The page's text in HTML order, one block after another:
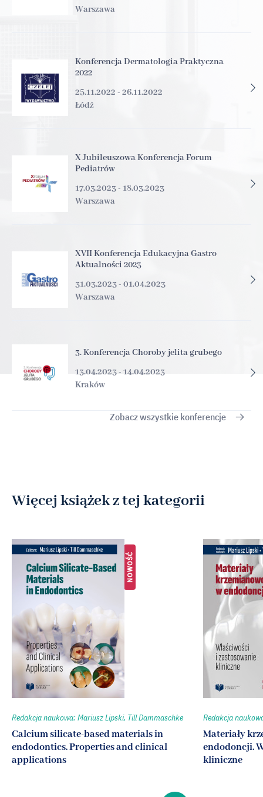
Warszawa
Konferencja Dermatologia Praktyczna
2022
25.11.2022 - 26.11.2022
Łódź
X Jubileuszowa Konferencja Forum
Pediatrów
17.03.2023 - 18.03.2023
Warszawa
XVII Konferencja Edukacyjna Gastro
Aktualności 2023
31.03.2023 - 01.04.2023
Warszawa
3. Konferencja Choroby jelita grubego
13.04.2023 - 14.04.2023
Kraków
Zobacz wszystkie konferencje
Więcej książek z tej kategorii
NOWOŚĆ
Redakcja naukowa: Mariusz Lipski, Till Dammaschke
Calcium silicate-based materials in
endodontics. Properties and clinical
applications
Redakcja
Materiały
endodoncji.
kliniczne